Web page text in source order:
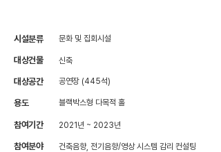
시설분류 문화 및 집회시설
대상건물 신축
대상공간 공연장 (445석)
용도 블랙박스형 다목적 홀
참여기간 2021년 ~ 2023년
참여분야 건축음향, 전기음향/영상 시스템 감리 컨설팅